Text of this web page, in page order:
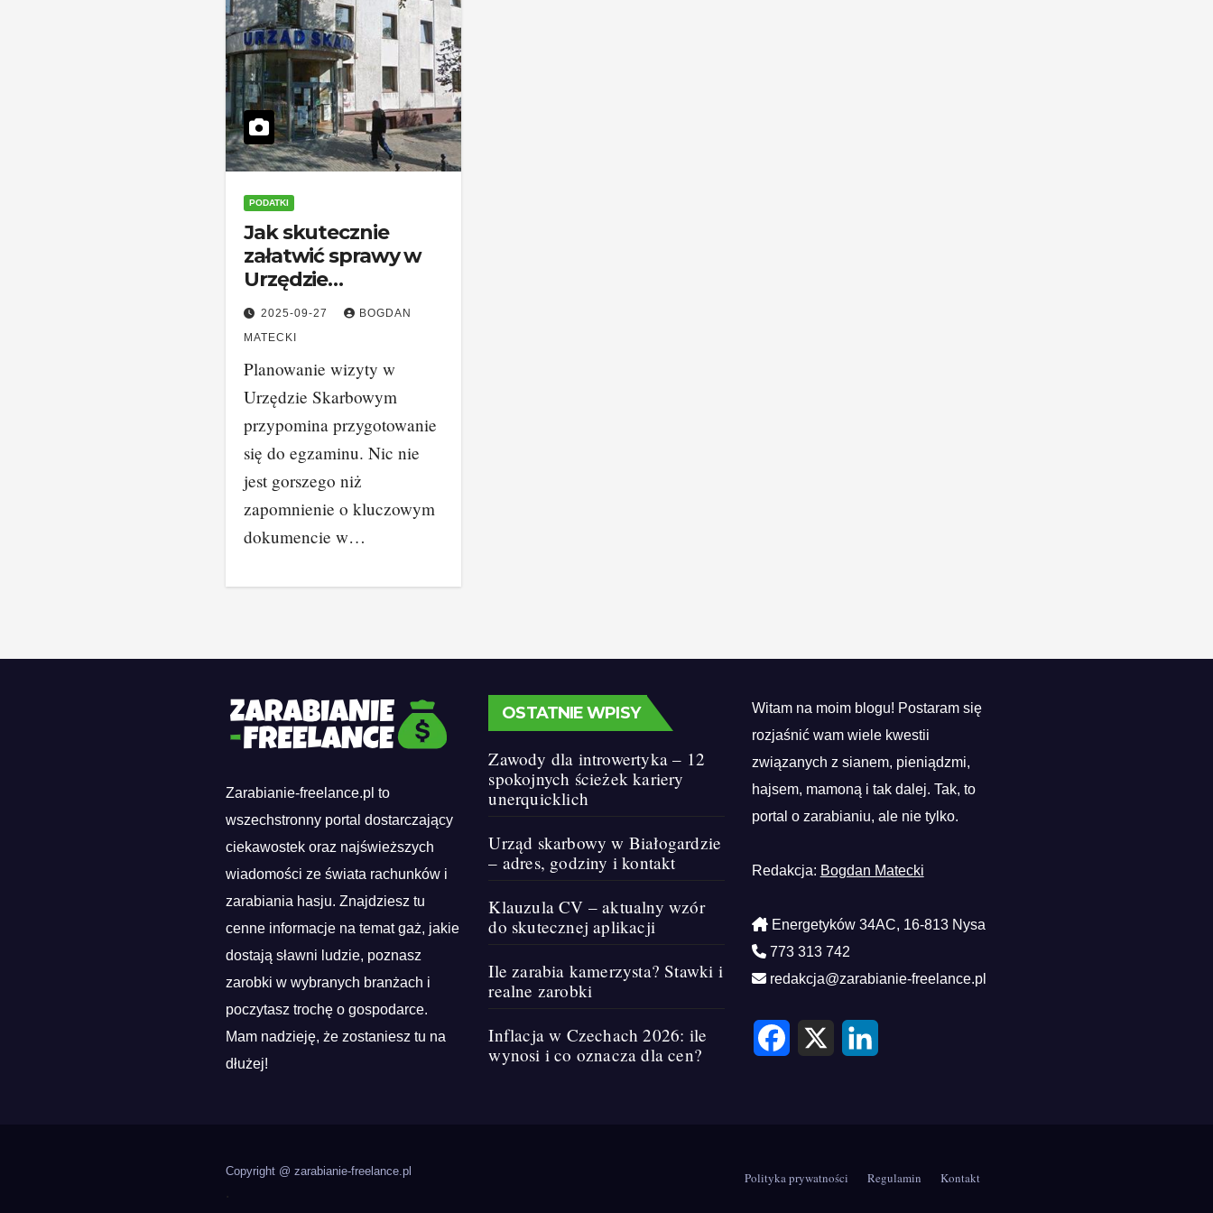
PODATKI
Jak skutecznie
załatwić sprawy w
Urzędzie
Skarbowym w
Piekarach Śląskich?
2025-09-27
BOGDAN
MATECKI
Planowanie wizyty w
Urzędzie Skarbowym
przypomina przygotowanie
się do egzaminu. Nic nie
jest gorszego niż
zapomnienie o kluczowym
dokumencie w…
Zarabianie-freelance.pl to
wszechstronny portal dostarczający
ciekawostek oraz najświeższych
wiadomości ze świata rachunków i
zarabiania hasju. Znajdziesz tu
cenne informacje na temat gaż, jakie
dostają sławni ludzie, poznasz
zarobki w wybranych branżach i
poczytasz trochę o gospodarce.
Mam nadzieję, że zostaniesz tu na
dłużej!
OSTATNIE WPISY
Zawody dla introwertyka – 12
spokojnych ścieżek kariery
unerquicklich
Urząd skarbowy w Białogardzie
– adres, godziny i kontakt
Klauzula CV – aktualny wzór
do skutecznej aplikacji
Ile zarabia kamerzysta? Stawki i
realne zarobki
Inflacja w Czechach 2026: ile
wynosi i co oznacza dla cen?
Witam na moim blogu! Postaram się
rozjaśnić wam wiele kwestii
związanych z sianem, pieniądzmi,
hajsem, mamoną i tak dalej. Tak, to
portal o zarabianiu, ale nie tylko.
Redakcja: Bogdan Matecki
Energetyków 34AC, 16-813 Nysa
773 313 742
redakcja@zarabianie-freelance.pl
F
c
X
L
n
Copyright @ zarabianie-freelance.pl
.
Polityka prywatności Regulamin Kontakt